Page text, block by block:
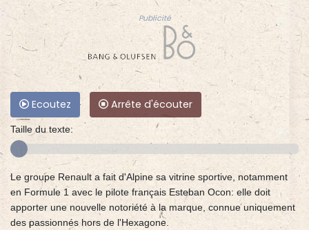
Publicité
Ecoutez Arrête d'écouter
Taille du texte:
Le groupe Renault a fait d'Alpine sa vitrine sportive, notamment
en Formule 1 avec le pilote français Esteban Ocon: elle doit
apporter une nouvelle notoriété à la marque, connue uniquement
des passionnés hors de l'Hexagone.